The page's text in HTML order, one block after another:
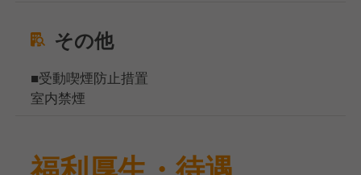
その他
■受動喫煙防止措置
室内禁煙